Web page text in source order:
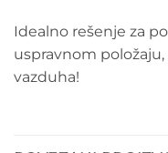
Idealno rešenje za
uspravnom
vazduha!